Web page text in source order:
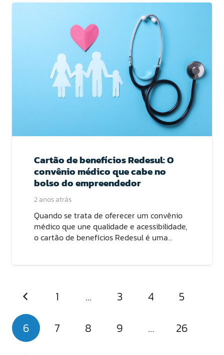
Cartão de benefícios Redesul: O
convênio médico que cabe no
bolso do empreendedor
2 anos atrás
Quando se trata de oferecer um convênio
médico que une qualidade e acessibilidade,
o cartão de benefícios Redesul é uma…
1 … 3 4
5
6
7 8 9 … 26